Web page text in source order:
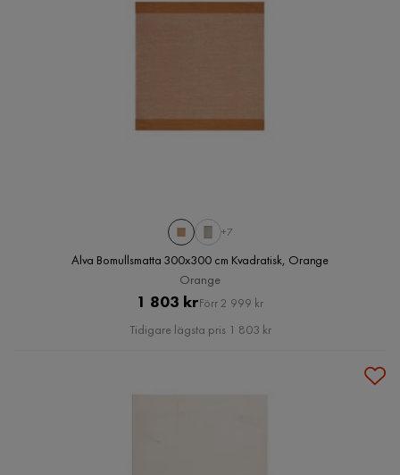
+7
Alva Bomullsmatta 300x300 cm Kvadratisk, Orange
Orange
Pris
1 803 krOriginal
Pris
Förr 2 999 kr
Tidigare lägsta pris 1 803 kr